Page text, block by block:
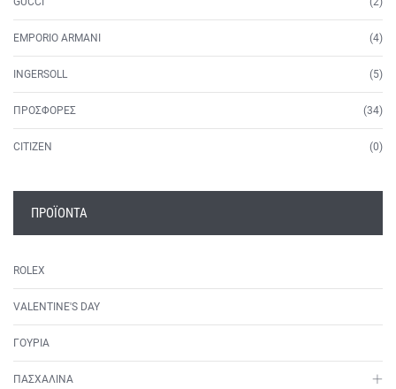
EMPORIO ARMANI (4)
INGERSOLL (5)
ΠΡΟΣΦΟΡΕΣ (34)
CITIZEN (0)
ΠΡΟΪΌΝΤΑ
ROLEX
VALENTINE'S DAY
ΓΟΥΡΙΑ
ΠΑΣΧΑΛΙΝΑ